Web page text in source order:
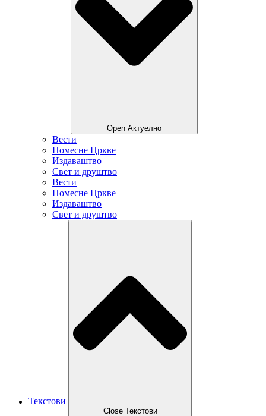
Open Актуелно
Вести
Помесне Цркве
Издаваштво
Свет и друштво
Вести
Помесне Цркве
Издаваштво
Свет и друштво
Текстови
Close Текстови